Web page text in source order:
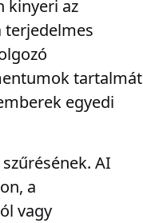
kinyeri az
terjedelmes
tartalmát
egyedi
AI
a
vagy